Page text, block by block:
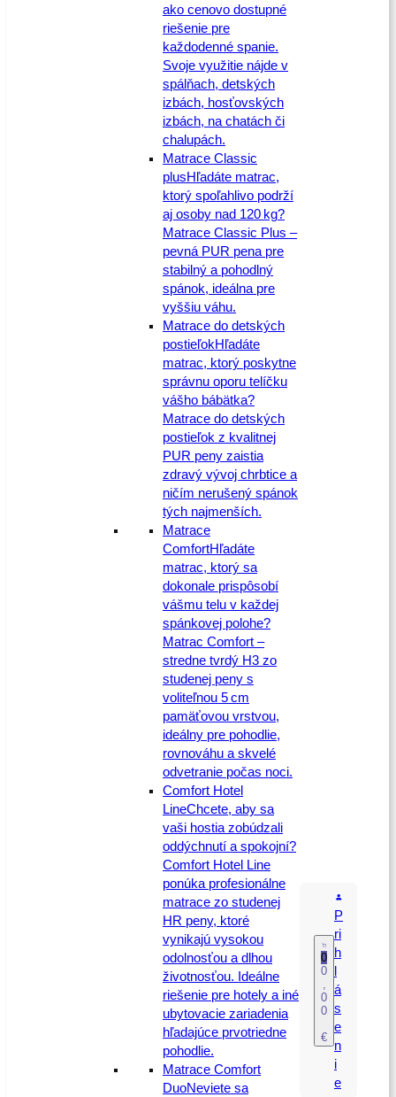
ako cenovo dostupné
riešenie pre
každodenné spanie.
Svoje využitie nájde v
spálňach, detských
izbách, hosťovských
izbách, na chatách či
chalupách.
Matrace Classic
plusHľadáte matrac,
ktorý spoľahlivo podrží
aj osoby nad 120 kg?
Matrace Classic Plus –
pevná PUR pena pre
stabilný a pohodlný
spánok, ideálna pre
vyššiu váhu.
Matrace do detských
postieľokHľadáte
matrac, ktorý poskytne
správnu oporu telíčku
vášho bábätka?
Matrace do detských
postieľok z kvalitnej
PUR peny zaistia
zdravý vývoj chrbtice a
ničím nerušený spánok
tých najmenších.
Matrace
ComfortHľadáte
matrac, ktorý sa
dokonale prispôsobí
vášmu telu v každej
spánkovej polohe?
Matrac Comfort –
stredne tvrdý H3 zo
studenej peny s
voliteľnou 5 cm
pamäťovou vrstvou,
ideálny pre pohodlie,
rovnováhu a skvelé
odvetranie počas noci.
Comfort Hotel
LineChcete, aby sa
vaši hostia zobúdzali
oddýchnutí a spokojní?
Comfort Hotel Line
ponúka profesionálne
matrace zo studenej
HR peny, ktoré
vynikajú vysokou
odolnosťou a dlhou
životnosťou. Ideálne
riešenie pre hotely a iné
ubytovacie zariadenia
hľadajúce prvotriedne
pohodlie.
Matrace Comfort
DuoNeviete sa
0
0
0
0
€
P
ri
h
á
s
e
n
i
e